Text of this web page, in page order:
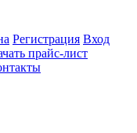
Регистрация Вход
прайс-лист